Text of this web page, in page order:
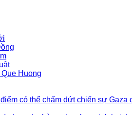
Huong
có thể chấm dứt chiến sự Gaza